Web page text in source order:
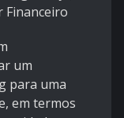
Financeiro
um
para uma
em termos